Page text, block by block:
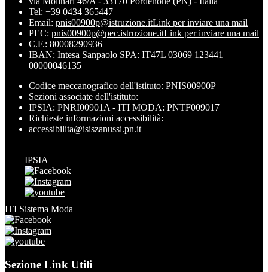
Tel: +39 0434 365447
Email: pnis00900p@istruzione.itLink per inviare una mail
PEC: pnis00900p@pec.istruzione.itLink per inviare una mail
C.F.: 80008290936
IBAN: Intesa Sanpaolo SPA: IT47L 03069 123441
00000046135
Codice meccanografico dell'istituto: PNIS00900P
Sezioni associate dell'istituto:
IPSIA: PNRI00901A - ITI MODA: PNTF009017
Richieste informazioni accessibilità:
accessibilita@isiszanussi.pn.it
IPSIA
ITI Sistema Moda
Sezione Link Utili